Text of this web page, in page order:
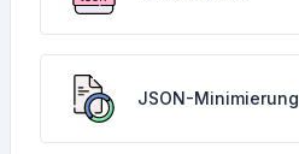
JSON-Minimierung